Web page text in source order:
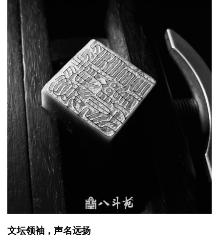
文坛领袖，声名远扬